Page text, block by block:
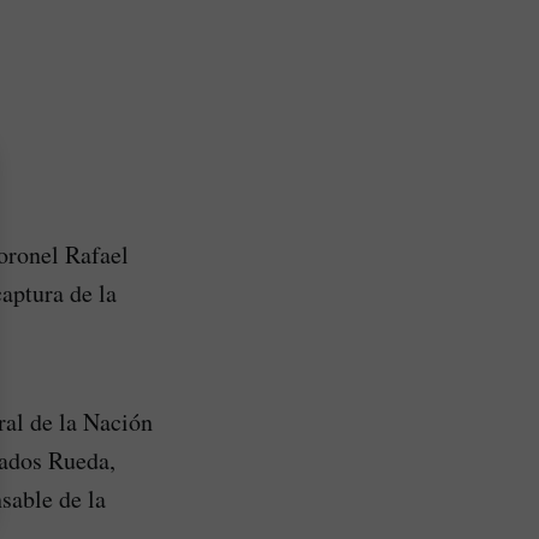
Rafael
de la
de la Nación
Rueda,
de la